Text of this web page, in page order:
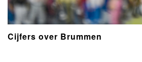
Cijfers over Brummen